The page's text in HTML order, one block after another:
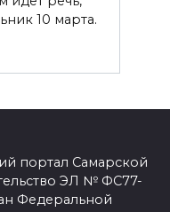
10 марта.
портал Самарской
ЭЛ № ФС77-
Федеральной